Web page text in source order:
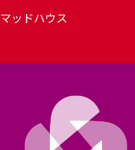
マッドハウス